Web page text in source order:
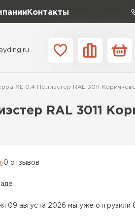
Контакты
Доборные элементы
XL 0,4 Полиэстер RAL 3011
RAL 3011
0 отзывов
09 августа 2026 мы уже отгрузили